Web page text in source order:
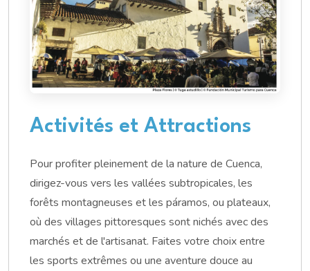
Activités et Attractions
Pour profiter pleinement de la nature de Cuenca,
dirigez-vous vers les vallées subtropicales, les
forêts montagneuses et les páramos, ou plateaux,
où des villages pittoresques sont nichés avec des
marchés et de l'artisanat. Faites votre choix entre
les sports extrêmes ou une aventure douce au